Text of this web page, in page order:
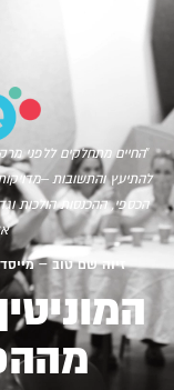
“החיים מתחלקים ללפני
להתיעץ והתשובות
הכספי, ההכנסות הולכות
זיוה שם טוב –